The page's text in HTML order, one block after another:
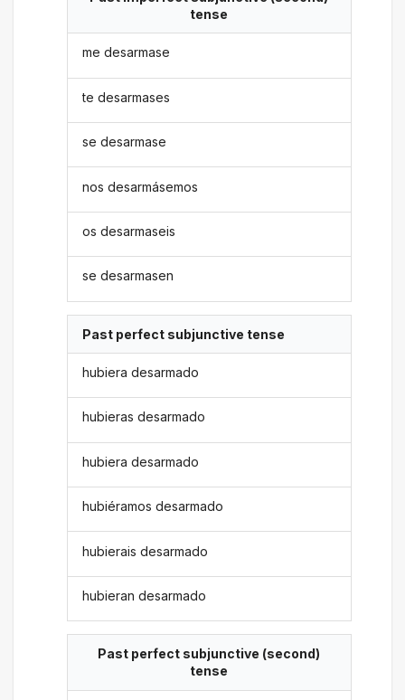
tense
me desarmase
te desarmases
se desarmase
nos desarmásemos
os desarmaseis
se desarmasen
Past perfect subjunctive tense
hubiera desarmado
hubieras desarmado
hubiera desarmado
hubiéramos desarmado
hubierais desarmado
hubieran desarmado
Past perfect subjunctive (second)
tense